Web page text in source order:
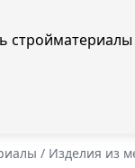
/ Изделия из